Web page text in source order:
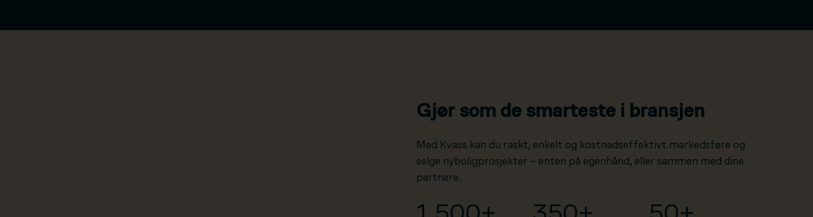
Gjør som de smarteste i bransjen
Med Kvass kan du raskt, enkelt og kostnadseffektivt markedsføre og
selge nyboligprosjekter – enten på egenhånd, eller sammen med dine
partnere.